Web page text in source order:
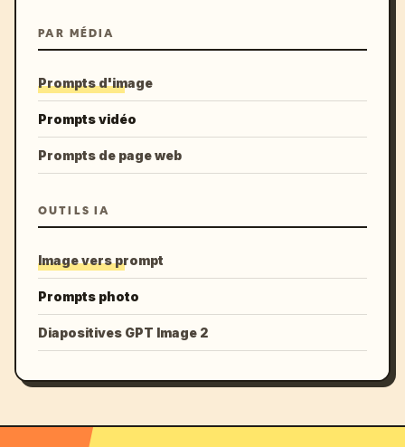
PAR MÉDIA
Prompts d'image
Prompts vidéo
Prompts de page web
OUTILS IA
Image vers prompt
Prompts photo
Diapositives GPT Image 2